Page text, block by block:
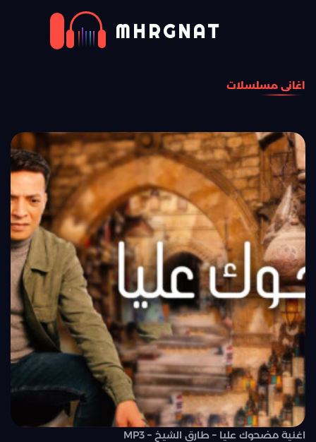
MHRGNAT
اغانى مسلسلات
اغنية مضحوك عليا – طارق الشيخ – MP3